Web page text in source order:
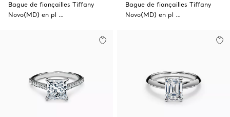
Bague de fiançailles Tiffany
Novo(MD) en pl …
Bague de fiançailles Tiffany
Novo(MD) en pl …